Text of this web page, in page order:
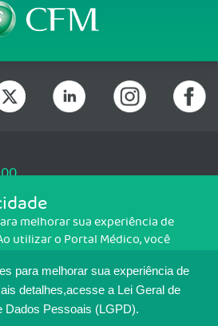
para melhorar sua experiência de
detalhes,acesse a Lei Geral de
Dados Pessoais (LGPD).
L2 Sul, Brasília/DF - CEP: 70200-760 -
melhorar sua experiência de
utilizar o Portal Médico, você
sobre como isso é feito, acesse
você concorda, clique em ACEITO.